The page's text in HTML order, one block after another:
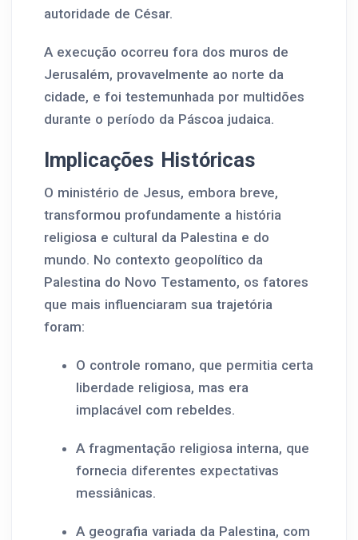
autoridade de César.
A execução ocorreu fora dos muros de
Jerusalém, provavelmente ao norte da
cidade, e foi testemunhada por multidões
durante o período da Páscoa judaica.
Implicações Históricas
O ministério de Jesus, embora breve,
transformou profundamente a história
religiosa e cultural da Palestina e do
mundo. No contexto geopolítico da
Palestina do Novo Testamento, os fatores
que mais influenciaram sua trajetória
foram:
O controle romano, que permitia certa
liberdade religiosa, mas era
implacável com rebeldes.
A fragmentação religiosa interna, que
fornecia diferentes expectativas
messiânicas.
A geografia variada da Palestina, com